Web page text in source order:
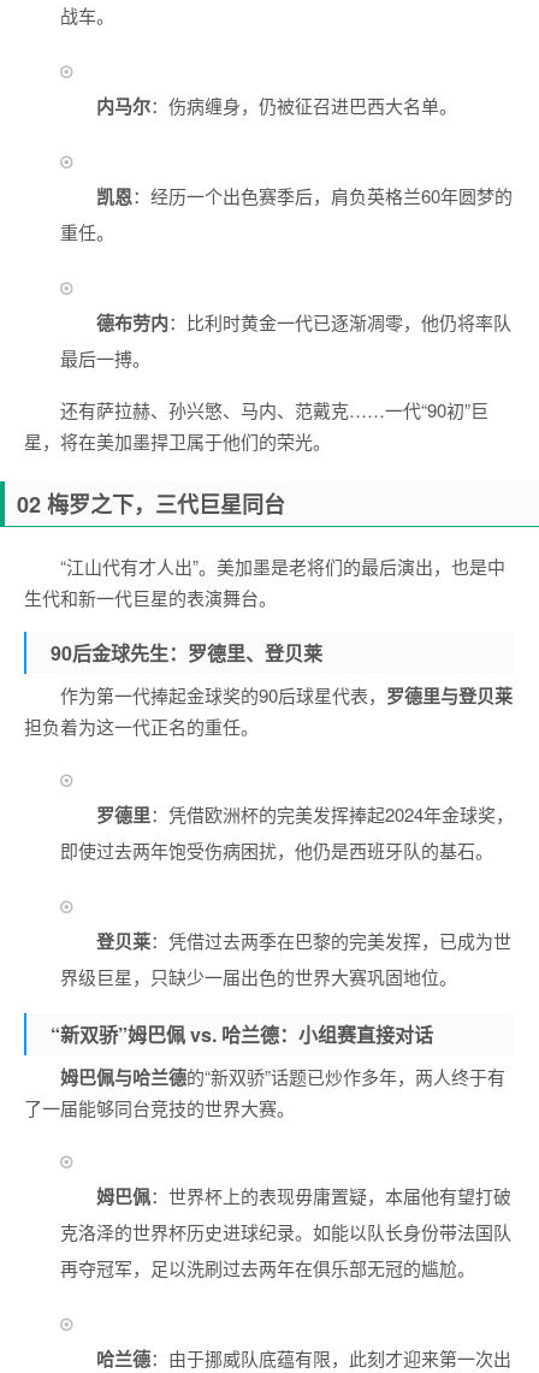
战车。
内马尔：伤病缠身，仍被征召进巴西大名单。
凯恩：经历一个出色赛季后，肩负英格兰60年圆梦的
重任。
德布劳内：比利时黄金一代已逐渐凋零，他仍将率队
最后一搏。
还有萨拉赫、孙兴慜、马内、范戴克……一代“90初”巨
星，将在美加墨捍卫属于他们的荣光。
02 梅罗之下，三代巨星同台
“江山代有才人出”。美加墨是老将们的最后演出，也是中
生代和新一代巨星的表演舞台。
90后金球先生：罗德里、登贝莱
作为第一代捧起金球奖的90后球星代表， 罗德里与登贝莱
担负着为这一代正名的重任。
罗德里：凭借欧洲杯的完美发挥捧起2024年金球奖，
即使过去两年饱受伤病困扰，他仍是西班牙队的基石。
登贝莱：凭借过去两季在巴黎的完美发挥，已成为世
界级巨星，只缺少一届出色的世界大赛巩固地位。
“新双骄”姆巴佩 vs. 哈兰德：小组赛直接对话
姆巴佩与哈兰德的“新双骄”话题已炒作多年，两人终于有
了一届能够同台竞技的世界大赛。
姆巴佩：世界杯上的表现毋庸置疑，本届他有望打破
克洛泽的世界杯历史进球纪录。如能以队长身份带法国队
再夺冠军，足以洗刷过去两年在俱乐部无冠的尴尬。
哈兰德：由于挪威队底蕴有限，此刻才迎来第一次出